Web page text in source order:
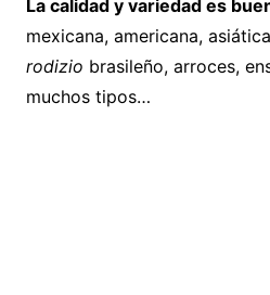
La calidad y variedad es
mexicana, americana,
rodizio brasileño, arroces,
muchos tipos…